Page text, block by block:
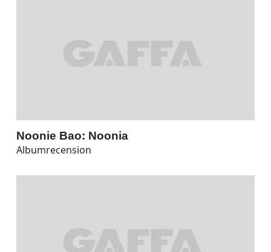
Noonie Bao: Noonia
Albumrecension